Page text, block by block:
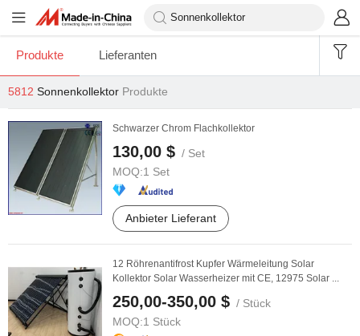
Produkte Lieferanten
5812 Sonnenkollektor Produkte
Schwarzer Chrom Flachkollektor
130,00 $ / Set
MOQ:1 Set
Anbieter Lieferant
12 Röhrenantifrost Kupfer Wärmeleitung Solar
Kollektor Solar Wasserheizer mit CE, 12975 Solar ...
250,00-350,00 $ / Stück
MOQ:1 Stück